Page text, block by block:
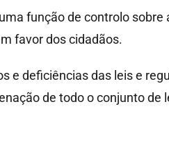
função de controlo
favor dos cidadãos.
e deficiências das leis e
de todo o conjunto de